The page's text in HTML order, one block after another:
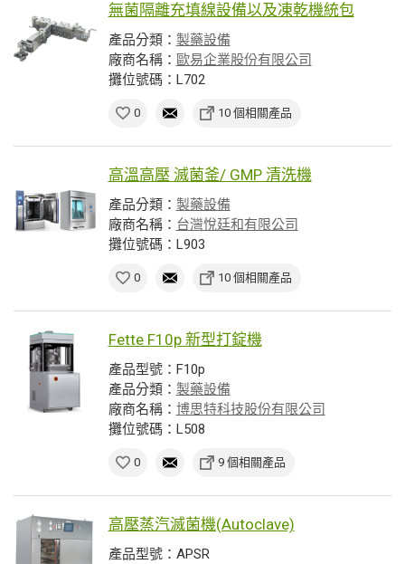
無菌隔離充填線設備以及凍乾機統包
產品分類： 製藥設備
廠商名稱： 歐易企業股份有限公司
攤位號碼：L702
0 10 個相關產品
高溫高壓 滅菌釜/ GMP 清洗機
產品分類： 製藥設備
廠商名稱： 台灣悅廷和有限公司
攤位號碼：L903
0 10 個相關產品
Fette F10p 新型打錠機
產品型號：F10p
產品分類： 製藥設備
廠商名稱： 博思特科技股份有限公司
攤位號碼：L508
0 9 個相關產品
高壓蒸汽滅菌機(Autoclave)
產品型號：APSR